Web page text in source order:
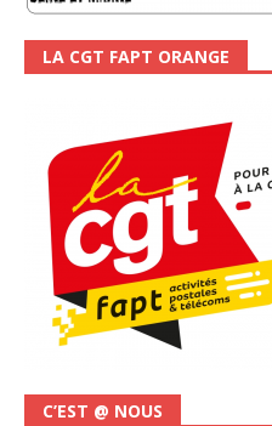
LA CGT FAPT ORANGE
C’EST @ NOUS